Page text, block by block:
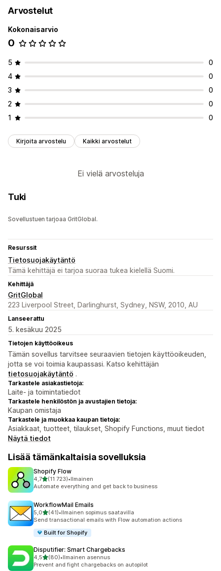
Ehdollinen logiikka
Arvostelut
Kokonaisarvio
0
5
0
4
0
3
0
2
0
1
0
Kirjoita arvostelu Kaikki arvostelut
Ei vielä arvosteluja
Tuki
Sovellustuen tarjoaa GritGlobal.
Resurssit
Tietosuojakäytäntö
Tämä kehittäjä ei tarjoa suoraa tukea kielellä Suomi.
Kehittäjä
GritGlobal
223 Liverpool Street, Darlinghurst, Sydney, NSW, 2010, AU
Lanseerattu
5. kesäkuu 2025
Tietojen käyttöoikeus
Tämän sovellus tarvitsee seuraavien tietojen käyttöoikeuden,
jotta se voi toimia kaupassasi. Katso kehittäjän
tietosuojakäytäntö .
Tarkastele asiakastietoja:
Laite- ja toimintatiedot
Tarkastele henkilöstön ja avustajien tietoja:
Kaupan omistaja
Tarkastele ja muokkaa kaupan tietoja:
Asiakkaat, tuotteet, tilaukset, Shopify Functions, muut tiedot
Näytä tiedot
Lisää tämänkaltaisia sovelluksia
Shopify Flow
4,7/ 5 tähteä
(11 723)
11723 arvostelua yhteensä
•Ilmainen
Automate everything and get back to business
WorkflowMail Emails
5,0/ 5 tähteä
(41)
41 arvostelua yhteensä
•Ilmainen sopimus saatavilla
Send transactional emails with Flow automation actions
Built for Shopify
Disputifier: Smart Chargebacks
4,5/ 5 tähteä
(80)
80 arvostelua yhteensä
•Ilmainen asennus
Prevent and fight chargebacks on autopilot